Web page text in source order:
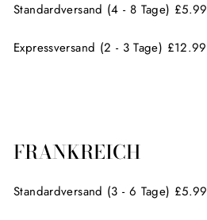
Standardversand (4 - 8 Tage) £5.99
Expressversand (2 - 3 Tage) £12.99
FRANKREICH
Standardversand (3 - 6 Tage) £5.99